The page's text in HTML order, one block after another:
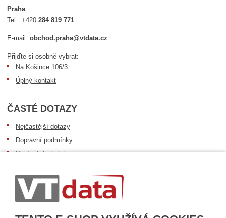
Praha
Tel.:+420284 819 771
E-mail:obchod.praha@vtdata.cz
Přijďte si osobně vybrat:
Na Košince 106/3
Úplný kontakt
ČASTÉ DOTAZY
Nejčastější dotazy
Dopravní podmínky
Sledování zásilek
Informace k dostupnosti zboží
Obecné informace